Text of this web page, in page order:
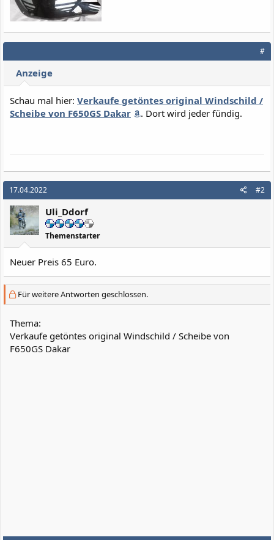
#
Anzeige
Schau mal hier: Verkaufe getöntes original Windschild /
Scheibe von F650GS Dakar
. Dort wird jeder fündig.
17.04.2022 #2
Uli_Ddorf
Themenstarter
Neuer Preis 65 Euro.
Für weitere Antworten geschlossen.
Thema:
Verkaufe getöntes original Windschild / Scheibe von
F650GS Dakar